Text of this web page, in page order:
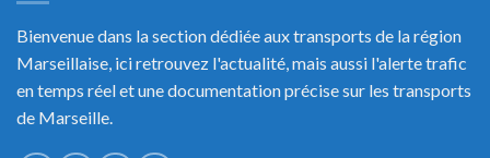
Bienvenue dans la section dédiée aux transports de la région
Marseillaise, ici retrouvez l'actualité, mais aussi l'alerte trafic
en temps réel et une documentation précise sur les transports
de Marseille.